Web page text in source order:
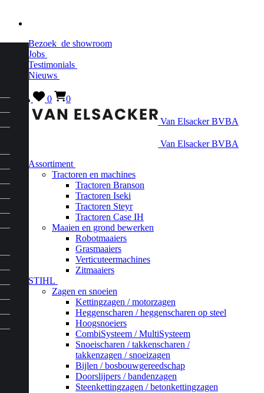
Bezoek de showroom
Jobs
Testimonials
Nieuws
0 0
Van Elsacker BVBA
Van Elsacker BVBA
Assortiment
Tractoren en machines
Tractoren Branson
Tractoren Iseki
Tractoren Steyr
Tractoren Case IH
Maaien en grond bewerken
Robotmaaiers
Grasmaaiers
Verticuteermachines
Zitmaaiers
STIHL
Zagen en snoeien
Kettingzagen / motorzagen
Heggenscharen / heggenscharen op steel
Hoogsnoeiers
CombiSysteem / MultiSysteem
Snoeischaren / takkenscharen /
takkenzagen / snoeizagen
Bijlen / bosbouwgereedschap
Doorslijpers / bandenzagen
Steenkettingzagen / betonkettingzagen